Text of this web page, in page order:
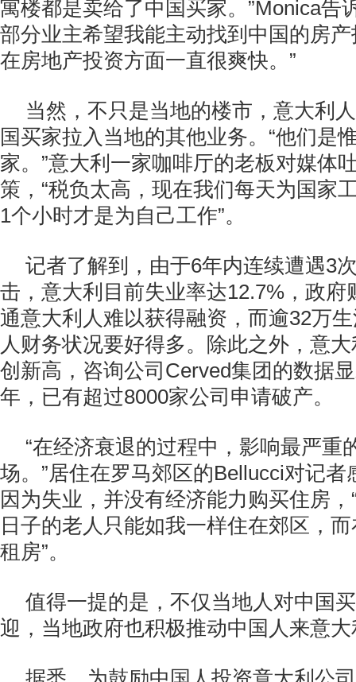
寓楼都是卖给了中国买家。”Monica告
部分业主希望我能主动找到中国的房
在房地产投资方面一直很爽快。”
当然，不只是当地的楼市，意大利
国买家拉入当地的其他业务。“他们是
家。”意大利一家咖啡厅的老板对媒体
策，“税负太高，现在我们每天为国家
1个小时才是为自己工作”。
记者了解到，由于6年内连续遭遇3
击，意大利目前失业率达12.7%，政府
通意大利人难以获得融资，而逾32万
人财务状况要好得多。除此之外，意
创新高，咨询公司Cerved集团的数据
年，已有超过8000家公司申请破产。
“在经济衰退的过程中，影响最严重
场。”居住在罗马郊区的Bellucci对记
因为失业，并没有经济能力购买住房
日子的老人只能如我一样住在郊区，
租房”。
值得一提的是，不仅当地人对中国
迎，当地政府也积极推动中国人来意